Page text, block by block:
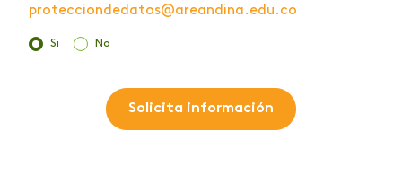
protecciondedatos@areandina.edu.co
Si No
Solicita información